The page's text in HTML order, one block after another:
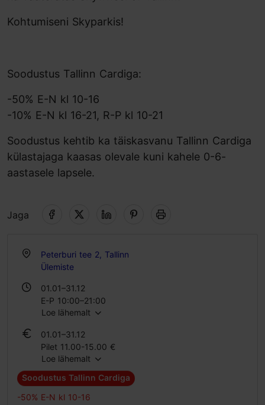
Kohtumiseni Skyparkis!
Soodustus Tallinn Cardiga:
-50% E-N kl 10-16
-10% E-N kl 16-21, R-P kl 10-21
Soodustus kehtib ka täiskasvanu Tallinn Cardiga
külastajaga kaasas olevale kuni kahele 0-6-
aastasele lapsele.
Jaga
Peterburi tee 2, Tallinn
Ülemiste
01.01–31.12
E-P 10:00–21:00
Loe lähemalt
01.01–31.12
Pilet 11.00-15.00 €
Õpilase pilet 11.00-15.00 €
Perepilet 32.00-43.00 €
Loe lähemalt
Soodustus Tallinn Cardiga
-50% E-N kl 10-16